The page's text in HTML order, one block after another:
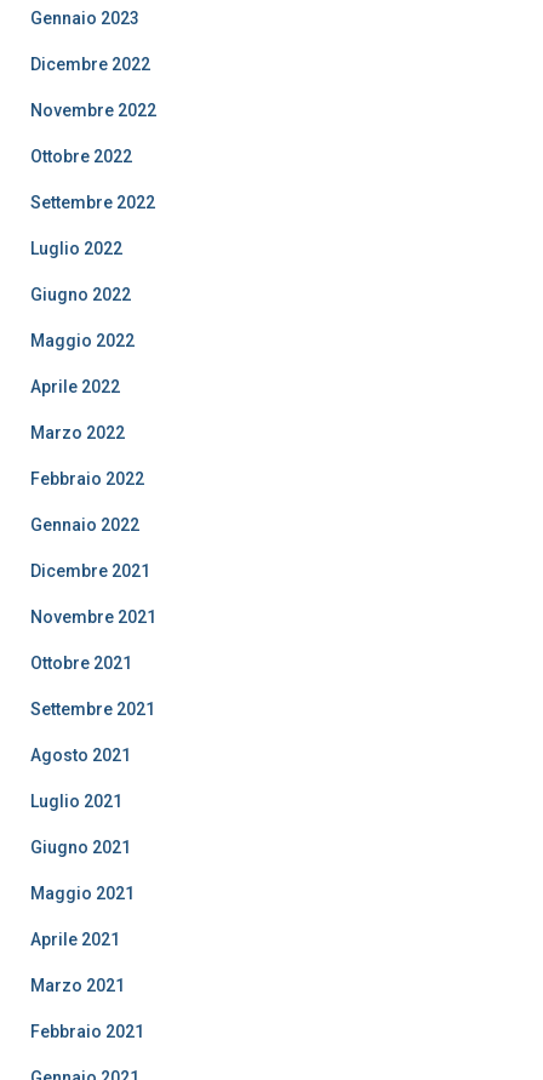
Gennaio 2023
Dicembre 2022
Novembre 2022
Ottobre 2022
Settembre 2022
Luglio 2022
Giugno 2022
Maggio 2022
Aprile 2022
Marzo 2022
Febbraio 2022
Gennaio 2022
Dicembre 2021
Novembre 2021
Ottobre 2021
Settembre 2021
Agosto 2021
Luglio 2021
Giugno 2021
Maggio 2021
Aprile 2021
Marzo 2021
Febbraio 2021